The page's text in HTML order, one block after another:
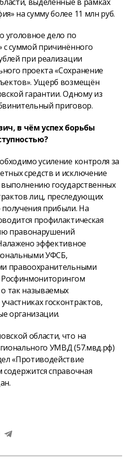
на сумму более 11 млн руб.
уголовное дело по
с суммой причинённого
при реализации
проекта «Сохранение
Ущерб возмещён
гарантии. Одному из
приговор.
в чём успех борьбы
усиление контроля за
средств и исключение
государственных
лиц, преследующих
прибыли. На
профилактическая
правонарушений
эффективное
УФСБ,
правоохранительными
Росфинмониторингом
так называемых
госконтрактов,
организации.
области, что на
УМВД (57.мвд.рф)
«Противодействие
справочная